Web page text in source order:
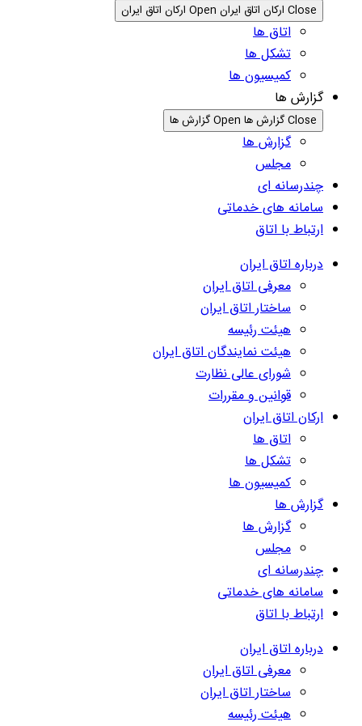
Close ارکان اتاق ایران Open ارکان اتاق ایران
اتاق ها
تشکل ها
کمیسیون ها
گزارش ها
Close گزارش ها Open گزارش ها
گزارش ها
مجلس
چندرسانه ای
سامانه های خدماتی
ارتباط با اتاق
درباره اتاق ایران
معرفی اتاق ایران
ساختار اتاق ایران
هیئت رئیسه
هیئت نمایندگان اتاق ایران
شورای عالی نظارت
قوانین و مقررات
ارکان اتاق ایران
اتاق ها
تشکل ها
کمیسیون ها
گزارش ها
گزارش ها
مجلس
چندرسانه ای
سامانه های خدماتی
ارتباط با اتاق
درباره اتاق ایران
معرفی اتاق ایران
ساختار اتاق ایران
هیئت رئیسه